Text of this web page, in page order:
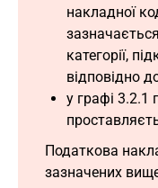
накладної
зазначається
категорії,
відповідно
у графі 3.2.1
Податкова
зазначених